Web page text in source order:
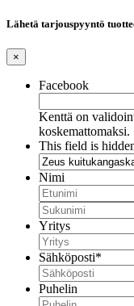
Lähetä tarjouspyyntö
×
Facebook
Kenttä on
koskemattomaksi.
This field is
Nimi
Yritys
Sähköposti*
Puhelin